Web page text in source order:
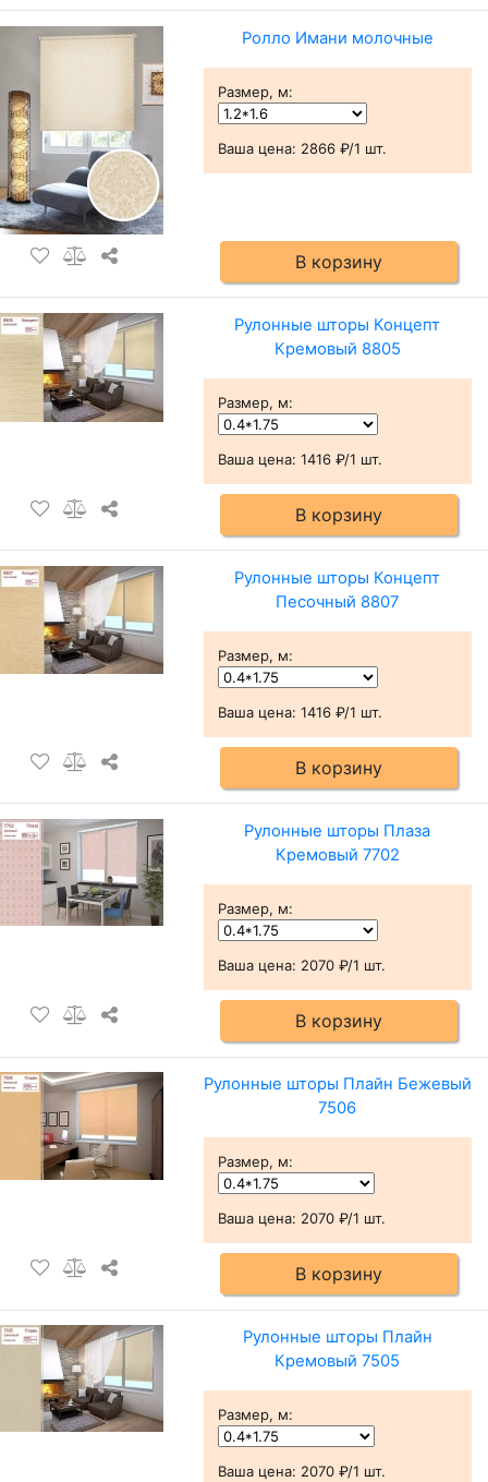
Ролло Имани молочные
Размер, м:
Ваша цена: 2866 ₽/1 шт.
В корзину
Рулонные шторы Концепт
Кремовый 8805
Размер, м:
Ваша цена: 1416 ₽/1 шт.
В корзину
Рулонные шторы Концепт
Песочный 8807
Размер, м:
Ваша цена: 1416 ₽/1 шт.
В корзину
Рулонные шторы Плаза
Кремовый 7702
Размер, м:
Ваша цена: 2070 ₽/1 шт.
В корзину
Рулонные шторы Плайн Бежевый
7506
Размер, м:
Ваша цена: 2070 ₽/1 шт.
В корзину
Рулонные шторы Плайн
Кремовый 7505
Размер, м:
Ваша цена: 2070 ₽/1 шт.